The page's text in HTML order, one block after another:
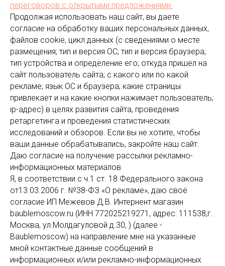
переговоров с открытыми предложениями.
Продолжая использовать наш сайт, вы даете
согласие на обработку ваших персональных данных,
файлов cookie, цикл данных (с сведениями о месте
размещения; тип и версия ОС; тип и версия браузера;
тип устройства и определение его; откуда пришел на
сайт пользователь сайта; с какого или по какой
рекламе; язык ОС и браузера; какие страницы
привлекает и на какие кнопки нажимает пользователь;
ip-адрес) в целях развития сайта, проведения
ретаргетинга и проведения статистических
исследований и обзоров. Если вы не хотите, чтобы
ваши данные обрабатывались, закройте наш сайт.
Даю согласие на получение рассылки рекламно-
информационных материалов
Я, в соответствии с ч.1 ст. 18 Федерального закона
от13.03.2006 г. №38-ФЗ «О рекламе», даю своё
согласие ИП Межевов Д.В. Интернент магазин
baublemoscow.ru (ИНН 772025219271, адрес: 111538,г.
Москва, ул.Молдагуловой д.30, ) (далее -
Baublemoscow) на направление мне на указанные
мной контактные данные сообщений в
информационных и/или рекламно-информационных